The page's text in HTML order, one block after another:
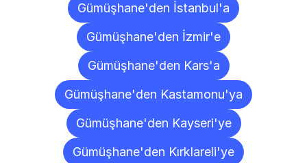
Gümüşhane'den İstanbul'a
Gümüşhane'den İzmir'e
Gümüşhane'den Kars'a
Gümüşhane'den Kastamonu'ya
Gümüşhane'den Kayseri'ye
Gümüşhane'den Kırklareli'ye